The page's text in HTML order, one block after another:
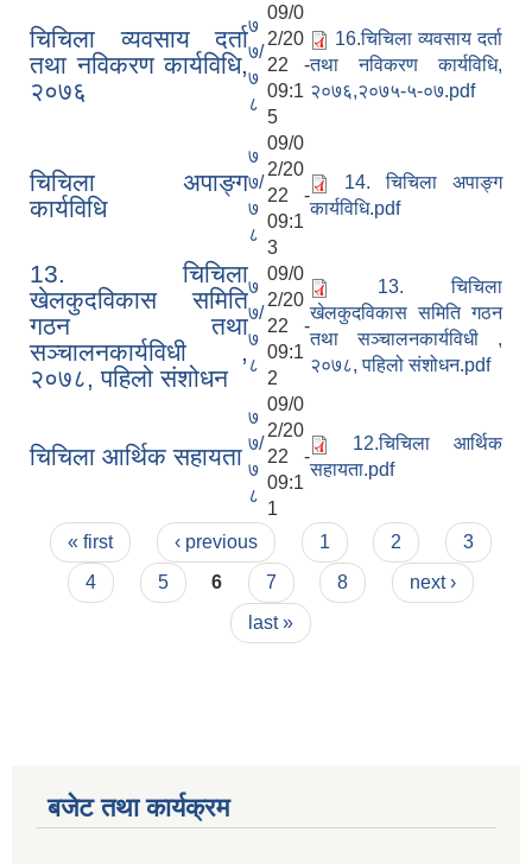
चिचिला व्यवसाय दर्ता
तथा नविकरण कार्यविधि,
२०७६
७
७/
७
८
09/0
2/20
22 -
09:1
5
16.चिचिला व्यवसाय दर्ता
तथा नविकरण कार्यविधि,
२०७६,२०७५-५-०७.pdf
चिचिला अपाङ्ग
कार्यविधि
७
७/
७
८
09/0
2/20
22 -
09:1
3
14. चिचिला अपाङ्ग
कार्यविधि.pdf
13. चिचिला
खेलकुदविकास समिति
गठन तथा
सञ्चालनकार्यविधी ,
२०७८, पहिलो संशोधन
७
७/
७
८
09/0
2/20
22 -
09:1
2
13. चिचिला
खेलकुदविकास समिति गठन
तथा सञ्चालनकार्यविधी ,
२०७८, पहिलो संशोधन.pdf
चिचिला आर्थिक सहायता
७
७/
७
८
09/0
2/20
22 -
09:1
1
12.चिचिला आर्थिक
सहायता.pdf
Pages
« first ‹ previous 1 2
3
4
5 6 7 8
next ›
last »
बजेट तथा कार्यक्रम